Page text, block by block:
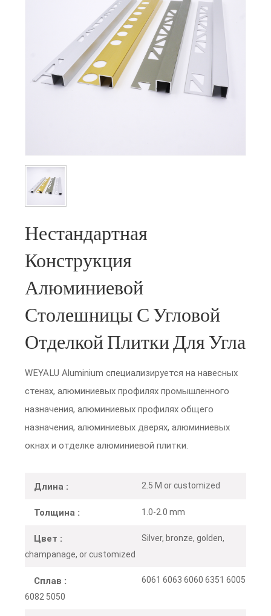
Нестандартная
Конструкция
Алюминиевой
Столешницы С Угловой
Отделкой Плитки Для Угла
WEYALU Aluminium специализируется на навесных
стенах, алюминиевых профилях промышленного
назначения, алюминиевых профилях общего
назначения, алюминиевых дверях, алюминиевых
окнах и отделке алюминиевой плитки.
Длина : 2.5 M or customized
Толщина : 1.0-2.0 mm
Цвет :
Silver, bronze, golden,
champanage, or customized
Сплав :
6061 6063 6060 6351 6005
6082 5050